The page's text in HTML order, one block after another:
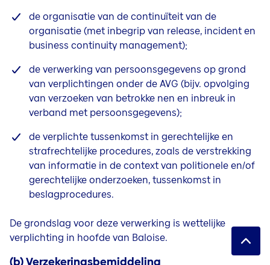
de organisatie van de continuïteit van de
organisatie (met inbegrip van release, incident en
business continuity management);
de verwerking van persoonsgegevens op grond
van verplichtingen onder de AVG (bijv. opvolging
van verzoeken van betrokke nen en inbreuk in
verband met persoonsgegevens);
de verplichte tussenkomst in gerechtelijke en
strafrechtelijke procedures, zoals de verstrekking
van informatie in de context van politionele en/of
gerechtelijke onderzoeken, tussenkomst in
beslagprocedures.
De grondslag voor deze verwerking is wettelijke
verplichting in hoofde van Baloise.
(b) Verzekeringsbemiddeling